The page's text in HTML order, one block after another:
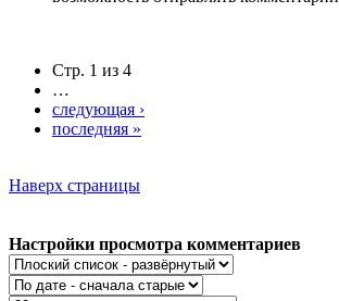
Стр. 1 из 4
…
следующая ›
последняя »
Наверх страницы
Настройки просмотра комментариев